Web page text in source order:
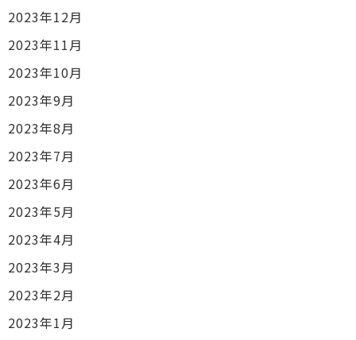
2023年12月
2023年11月
2023年10月
2023年9月
2023年8月
2023年7月
2023年6月
2023年5月
2023年4月
2023年3月
2023年2月
2023年1月